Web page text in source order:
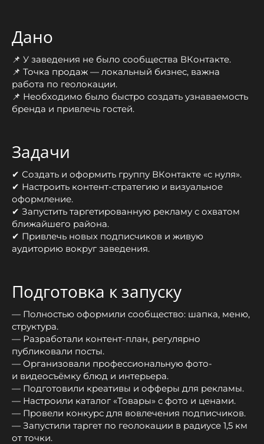
Дано
📌 У заведения не было сообщества ВКонтакте.
📌 Точка продаж — локальный бизнес, важна
работа по геолокации.
📌 Необходимо было быстро создать узнаваемость
бренда и привлечь гостей.
Задачи
✔ Создать и оформить группу ВКонтакте «с нуля».
✔ Настроить контент-стратегию и визуальное
оформление.
✔ Запустить таргетированную рекламу с охватом
ближайшего района.
✔ Привлечь новых подписчиков и живую
аудиторию вокруг заведения.
Подготовка к запуску
— Полностью оформили сообщество: шапка, меню,
структура.
— Разработали контент-план, регулярно
публиковали посты.
— Организовали профессиональную фото-
и видеосъёмку блюд и интерьера.
— Подготовили креативы и офферы для рекламы.
— Настроили каталог «Товары» с фото и ценами.
— Провели конкурс для вовлечения подписчиков.
— Запустили таргет по геолокации в радиусе 1,5 км
от точки.